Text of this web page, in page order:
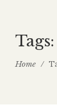
Home /